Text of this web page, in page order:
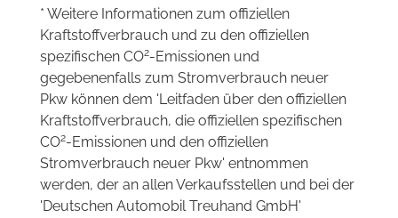
* Weitere Informationen zum offiziellen
Kraftstoffverbrauch und zu den offiziellen
spezifischen CO2-Emissionen und
gegebenenfalls zum Stromverbrauch neuer
Pkw können dem 'Leitfaden über den offiziellen
Kraftstoffverbrauch, die offiziellen spezifischen
CO2-Emissionen und den offiziellen
Stromverbrauch neuer Pkw' entnommen
werden, der an allen Verkaufsstellen und bei der
'Deutschen Automobil Treuhand GmbH'